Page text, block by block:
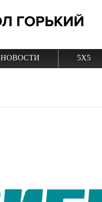
НОВОСТИ 5Х5